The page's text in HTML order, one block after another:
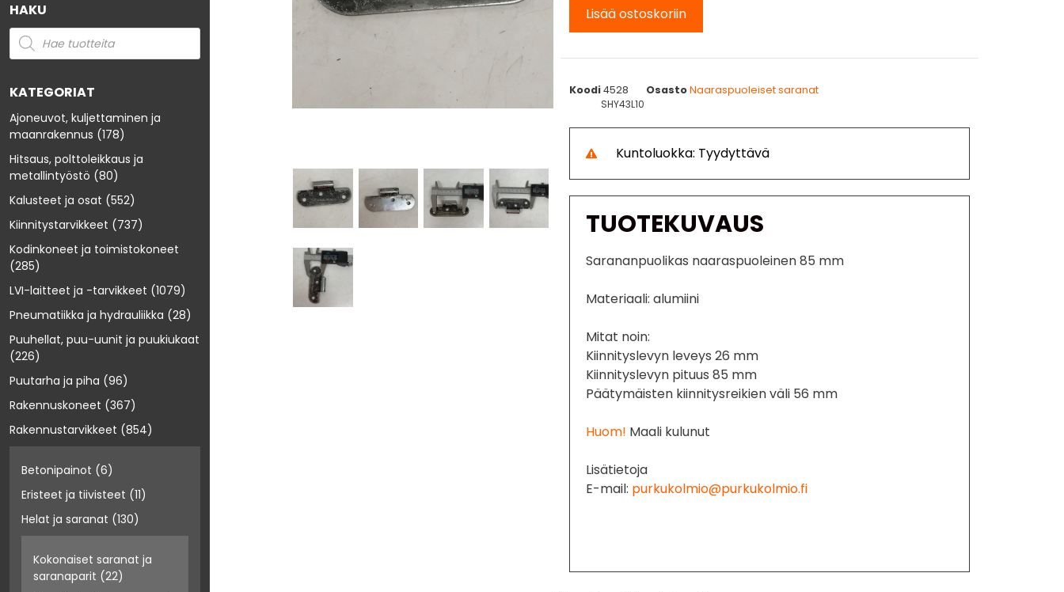
HAKU
KATEGORIAT
Ajoneuvot, kuljettaminen ja
maanrakennus (178)
Hitsaus, polttoleikkaus ja
metallintyöstö (80)
Kalusteet ja osat (552)
Kiinnitystarvikkeet (737)
Kodinkoneet ja toimistokoneet
(285)
LVI-laitteet ja -tarvikkeet (1079)
Pneumatiikka ja hydrauliikka (28)
Puuhellat, puu-uunit ja puukiukaat
(226)
Puutarha ja piha (96)
Rakennuskoneet (367)
Rakennustarvikkeet (854)
Betonipainot (6)
Eristeet ja tiivisteet (11)
Helat ja saranat (130)
Kokonaiset saranat ja
saranaparit (22)
Lisää ostoskoriin
Koodi4528 Osasto Naaraspuoleiset saranat
SHY43L10
Kuntoluokka: Tyydyttävä
TUOTEKUVAUS
Sarananpuolikas naaraspuoleinen 85 mm
Materiaali: alumiini
Mitat noin:
Kiinnityslevyn leveys 26 mm
Kiinnityslevyn pituus 85 mm
Päätymäisten kiinnitysreikien väli 56 mm
Huom! Maali kulunut
Lisätietoja
E-mail: purkukolmio@purkukolmio.fi